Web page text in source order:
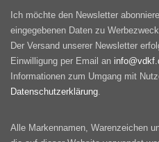
Ich möchte den Newsletter
eingegebenen Daten zu
Der Versand unserer Newsletter
Einwilligung per Email an
Informationen zum Umgang mit
Datenschutzerklärung
Alle Markennamen, Warenzeichen